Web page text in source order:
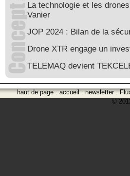
La technologie et les
Vanier
JOP 2024 : Bilan de la
Drone XTR engage un
TELEMAQ devient
haut de page.accueil.newsletter.
©